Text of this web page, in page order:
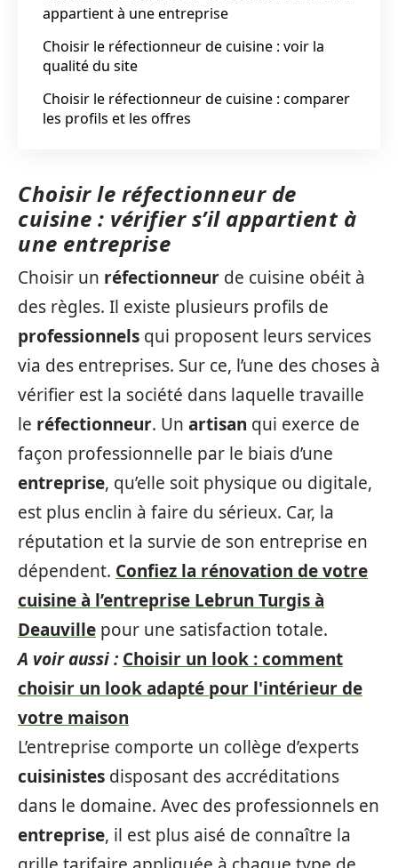
appartient à une entreprise
Choisir le réfectionneur de cuisine : voir la
qualité du site
Choisir le réfectionneur de cuisine : comparer
les profils et les offres
Choisir le réfectionneur de
cuisine : vérifier s’il appartient à
une entreprise
Choisir un réfectionneur de cuisine obéit à
des règles. Il existe plusieurs profils de
professionnels qui proposent leurs services
via des entreprises. Sur ce, l’une des choses à
vérifier est la société dans laquelle travaille
le réfectionneur. Un artisan qui exerce de
façon professionnelle par le biais d’une
entreprise, qu’elle soit physique ou digitale,
est plus enclin à faire du sérieux. Car, la
réputation et la survie de son entreprise en
dépendent. Confiez la rénovation de votre
cuisine à l’entreprise Lebrun Turgis à
Deauville pour une satisfaction totale.
A voir aussi : Choisir un look : comment
choisir un look adapté pour l'intérieur de
votre maison
L’entreprise comporte un collège d’experts
cuisinistes disposant des accréditations
dans le domaine. Avec des professionnels en
entreprise, il est plus aisé de connaître la